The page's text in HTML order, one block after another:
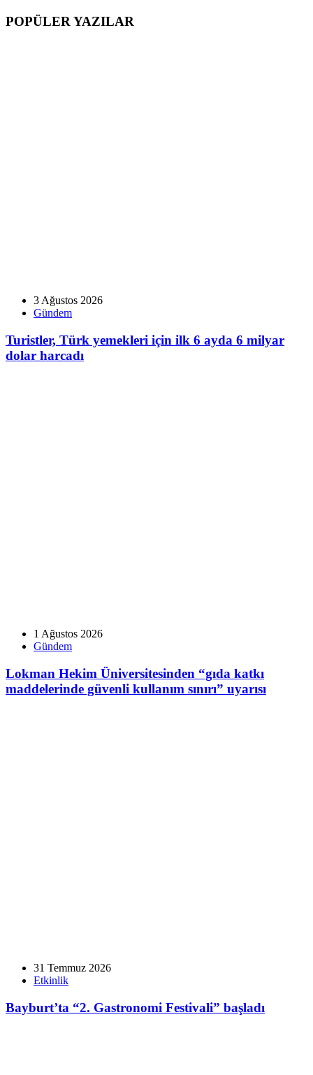
POPÜLER YAZILAR
3 Ağustos 2026
Gündem
Turistler, Türk yemekleri için ilk 6 ayda 6 milyar
dolar harcadı
1 Ağustos 2026
Gündem
Lokman Hekim Üniversitesinden “gıda katkı
maddelerinde güvenli kullanım sınırı” uyarısı
31 Temmuz 2026
Etkinlik
Bayburt’ta “2. Gastronomi Festivali” başladı